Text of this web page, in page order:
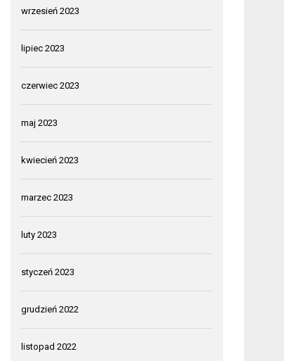
wrzesień 2023
lipiec 2023
czerwiec 2023
maj 2023
kwiecień 2023
marzec 2023
luty 2023
styczeń 2023
grudzień 2022
listopad 2022